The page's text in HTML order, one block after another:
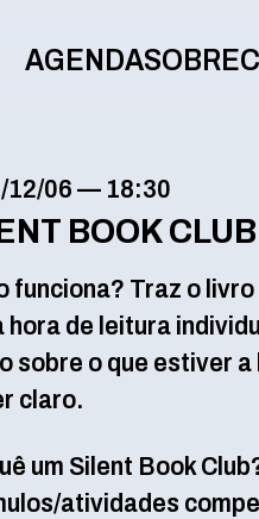
AGENDASOBRE
12/06 — 18:30
BOOK
funciona? Traz o
hora de leitura
sobre o que estiver
claro.
um Silent Book
atividades